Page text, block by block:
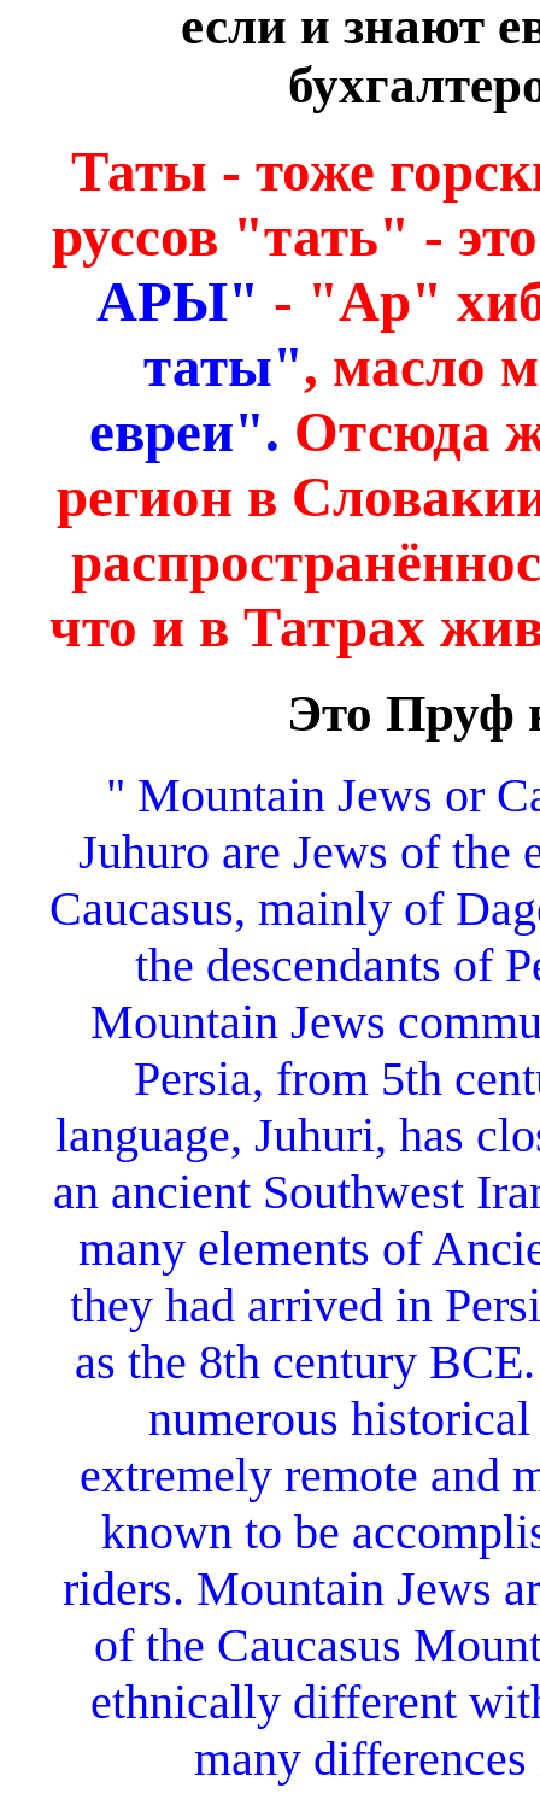
если и знают
Таты - тоже
руссов "тать" -
АРЫ" - "Ар"
таты", масло
евреи". Отсюда
регион в
что и в Татрах
Это Пруф
" Mountain Jews or
Juhuro are Jews of the
Caucasus, mainly of
the descendants of
Mountain Jews
Persia, from 5th
language, Juhuri, has
an ancient Southwest
many elements of
they had arrived in
as the 8th century
numerous
extremely remote and
known to be
riders. Mountain Jews
of the Caucasus
ethnically different
many